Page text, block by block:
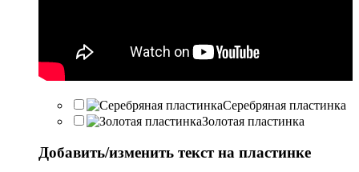
Серебряная пластинка
Золотая пластинка
Добавить/изменить текст на пластинке